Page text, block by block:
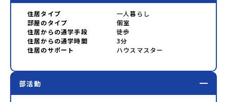
住居タイプ
一人暮らし
部屋のタイプ
個室
住居からの通学手段
徒歩
住居からの通学時間
3分
住居のサポート
ハウスマスター
部活動